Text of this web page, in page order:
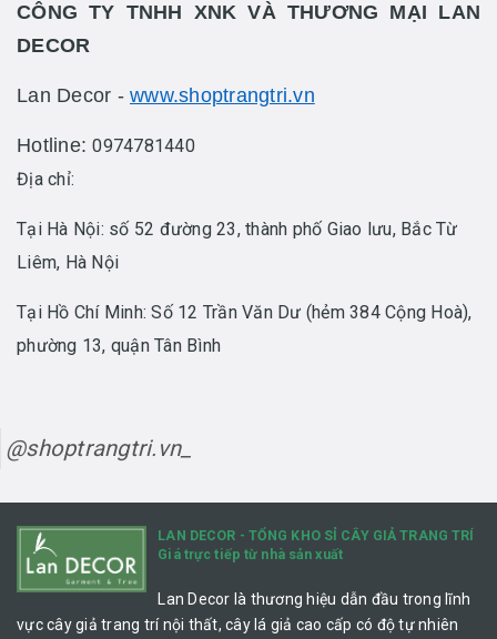
CÔNG TY TNHH XNK VÀ THƯƠNG MẠI LAN
DECOR
Lan Decor - www.shoptrangtri.vn
Hotline:0974781440
Địa chỉ:
Tại Hà Nội: số 52 đường 23, thành phố Giao lưu, Bắc Từ
Liêm, Hà Nội
Tại Hồ Chí Minh: Số 12 Trần Văn Dư (hẻm 384 Cộng Hoà),
phường 13, quận Tân Bình
@shoptrangtri.vn_
LAN DECOR - TỔNG KHO SỈ CÂY GIẢ TRANG TRÍ
Giá trực tiếp từ nhà sản xuất
Lan Decor là thương hiệu dẫn đầu trong lĩnh
vực cây giả trang trí nội thất, cây lá giả cao cấp có độ tự nhiên